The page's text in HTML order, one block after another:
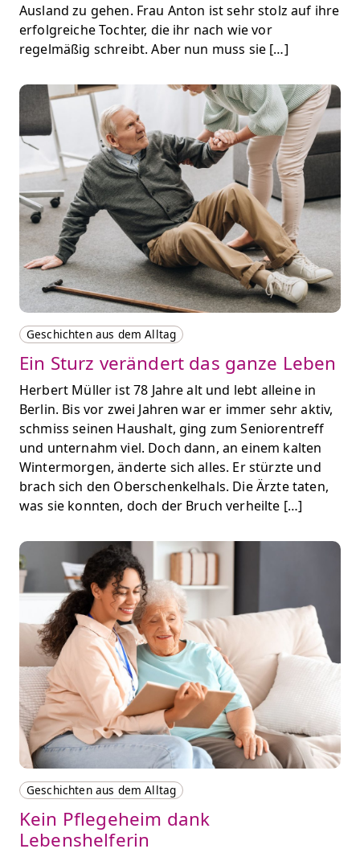
Ausland zu gehen. Frau Anton ist sehr stolz auf ihre
erfolgreiche Tochter, die ihr nach wie vor
regelmäßig schreibt. Aber nun muss sie […]
Geschichten aus dem Alltag
Ein Sturz verändert das ganze Leben
Herbert Müller ist 78 Jahre alt und lebt alleine in
Berlin. Bis vor zwei Jahren war er immer sehr aktiv,
schmiss seinen Haushalt, ging zum Seniorentreff
und unternahm viel. Doch dann, an einem kalten
Wintermorgen, änderte sich alles. Er stürzte und
brach sich den Oberschenkelhals. Die Ärzte taten,
was sie konnten, doch der Bruch verheilte […]
Geschichten aus dem Alltag
Kein Pflegeheim dank
Lebenshelferin